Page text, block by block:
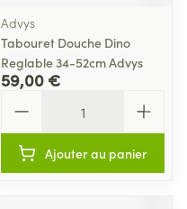
Advys
Tabouret Douche Dino
Reglable 34-52cm Advys
59,00 €
Ajouter au panier